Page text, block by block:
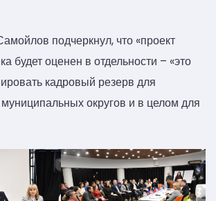
подчеркнул, что «проект
будет оценен в отдельности – «это
кадровый резерв для
округов и в целом для